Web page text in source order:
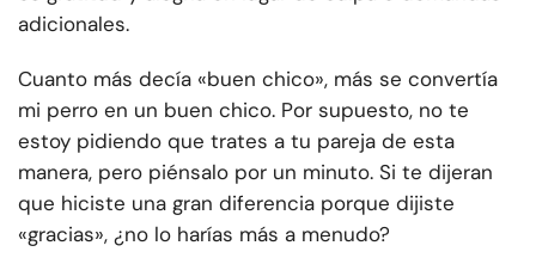
adicionales.
Cuanto más decía «buen chico», más se convertía
mi perro en un buen chico. Por supuesto, no te
estoy pidiendo que trates a tu pareja de esta
manera, pero piénsalo por un minuto. Si te dijeran
que hiciste una gran diferencia porque dijiste
«gracias», ¿no lo harías más a menudo?